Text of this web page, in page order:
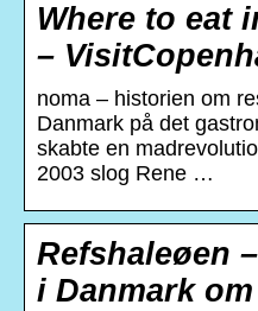
Where to eat
–
noma – historien om
Danmark på det
skabte en
2003 slog Rene …
Refshaleøen
i Danmark